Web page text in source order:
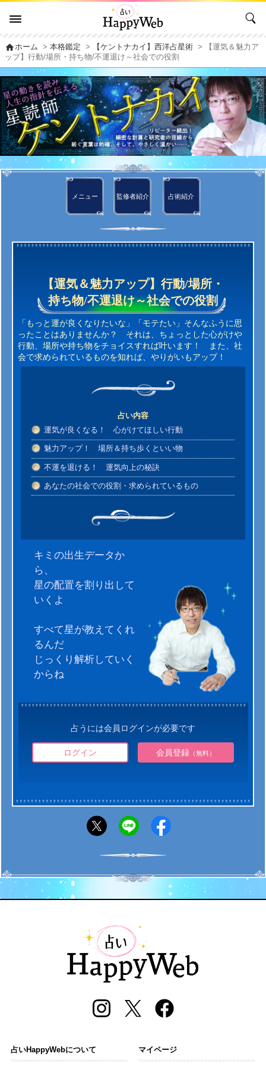
homeホーム >本格鑑定 > 【ケントナカイ】西洋占星術 > 【運気＆魅力ア
ップ】行動/場所・持ち物/不運退け～社会での役割
メニュー 監修者紹介 占術紹介
【運気＆魅力アップ】行動/場所・
持ち物/不運退け～社会での役割
「もっと運が良くなりたいな」「モテたい」そんなふうに思
ったことはありませんか？ それは、ちょっとした心がけや
行動、場所や持ち物をチョイスすれば叶います！ また、社
会で求められているものを知れば、やりがいもアップ！
占い内容
運気が良くなる！ 心がけてほしい行動
魅力アップ！ 場所＆持ち歩くといい物
不運を退ける！ 運気向上の秘訣
あなたの社会での役割・求められているもの
キミの出生データか
ら、
星の配置を割り出して
いくよ
すべて星が教えてくれ
るんだ
じっくり解析していく
からね
占うには会員ログインが必要です
ログイン 会員登録（無料）
占いHappyWebについて マイページ